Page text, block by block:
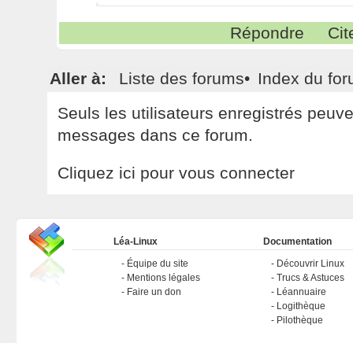
Répondre
Aller à: Liste des forums• Index du
Seuls les utilisateurs enregistrés
messages dans ce forum.
Cliquez ici pour vous connecter
Léa-Linux
Équipe du site
Mentions légales
Faire un don
Documentation
Découvrir Linux
Trucs & Astuces
Léannuaire
Logithèque
Pilothèque